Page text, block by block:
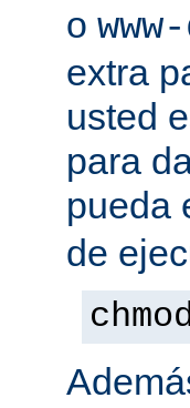
o
extra
usted
para
pueda
de